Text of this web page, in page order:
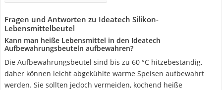
Fragen und Antworten zu Ideatech Silikon-
Lebensmittelbeutel
Kann man heiße Lebensmittel in den Ideatech
Aufbewahrungsbeuteln aufbewahren?
Die Aufbewahrungsbeutel sind bis zu 60 °C hitzebeständig,
daher können leicht abgekühlte warme Speisen aufbewahrt
werden. Sie sollten jedoch vermeiden, kochend heiße